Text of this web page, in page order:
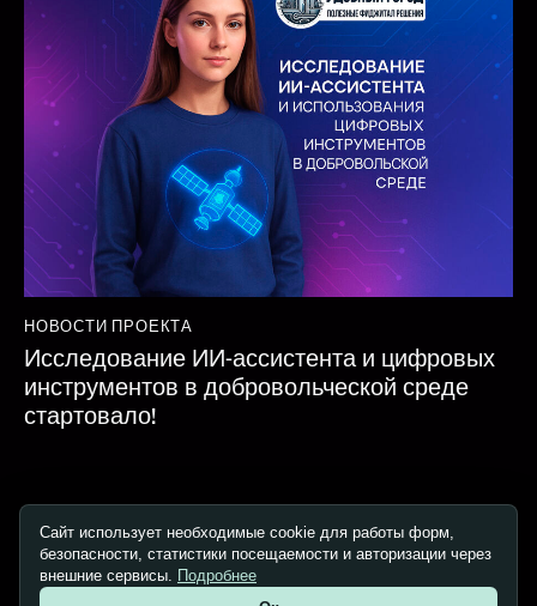
НОВОСТИ ПРОЕКТА
Исследование ИИ-ассистента и цифровых
инструментов в добровольческой среде
стартовало!
Copyright © 2026. All rights reserved.
Сайт использует необходимые cookie для работы форм,
безопасности, статистики посещаемости и авторизации через
внешние сервисы. Подробнее